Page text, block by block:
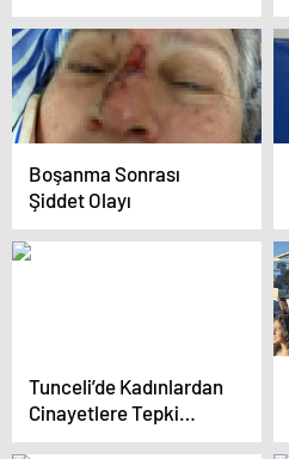
Mücadele Edecek
Boşanma Sonrası
Şiddet Olayı
Tunceli’de Kadınlardan
Cinayetlere Tepki
Yürüyüşü